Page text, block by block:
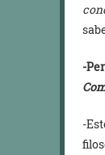
-
-